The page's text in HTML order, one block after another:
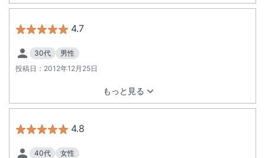
4.7
30代
男性
投稿日： 2012年12月25日
もっと見る
4.8
40代
女性